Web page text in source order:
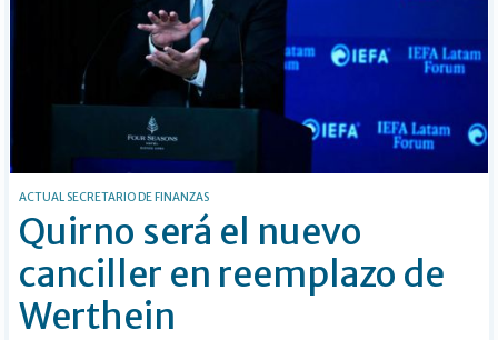
ACTUAL SECRETARIO DE FINANZAS
Quirno será el nuevo
canciller en reemplazo de
Werthein